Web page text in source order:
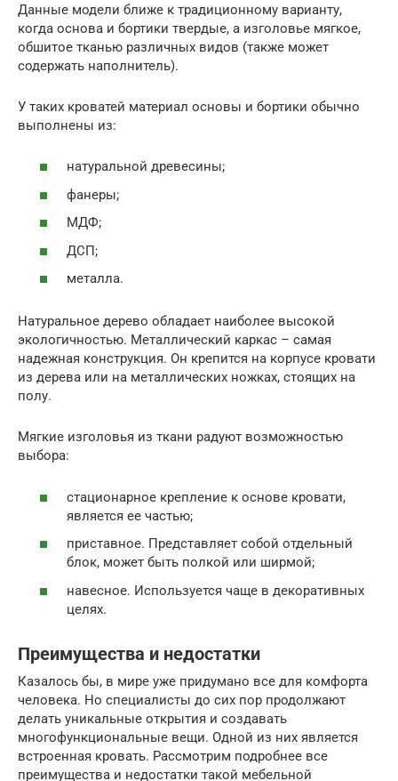
Данные модели ближе к традиционному варианту,
когда основа и бортики твердые, а изголовье мягкое,
обшитое тканью различных видов (также может
содержать наполнитель).
У таких кроватей материал основы и бортики обычно
выполнены из:
натуральной древесины;
фанеры;
МДФ;
ДСП;
металла.
Натуральное дерево обладает наиболее высокой
экологичностью. Металлический каркас – самая
надежная конструкция. Он крепится на корпусе кровати
из дерева или на металлических ножках, стоящих на
полу.
Мягкие изголовья из ткани радуют возможностью
выбора:
стационарное крепление к основе кровати,
является ее частью;
приставное. Представляет собой отдельный
блок, может быть полкой или ширмой;
навесное. Используется чаще в декоративных
целях.
Преимущества и недостатки
Казалось бы, в мире уже придумано все для комфорта
человека. Но специалисты до сих пор продолжают
делать уникальные открытия и создавать
многофункциональные вещи. Одной из них является
встроенная кровать. Рассмотрим подробнее все
преимущества и недостатки такой мебельной